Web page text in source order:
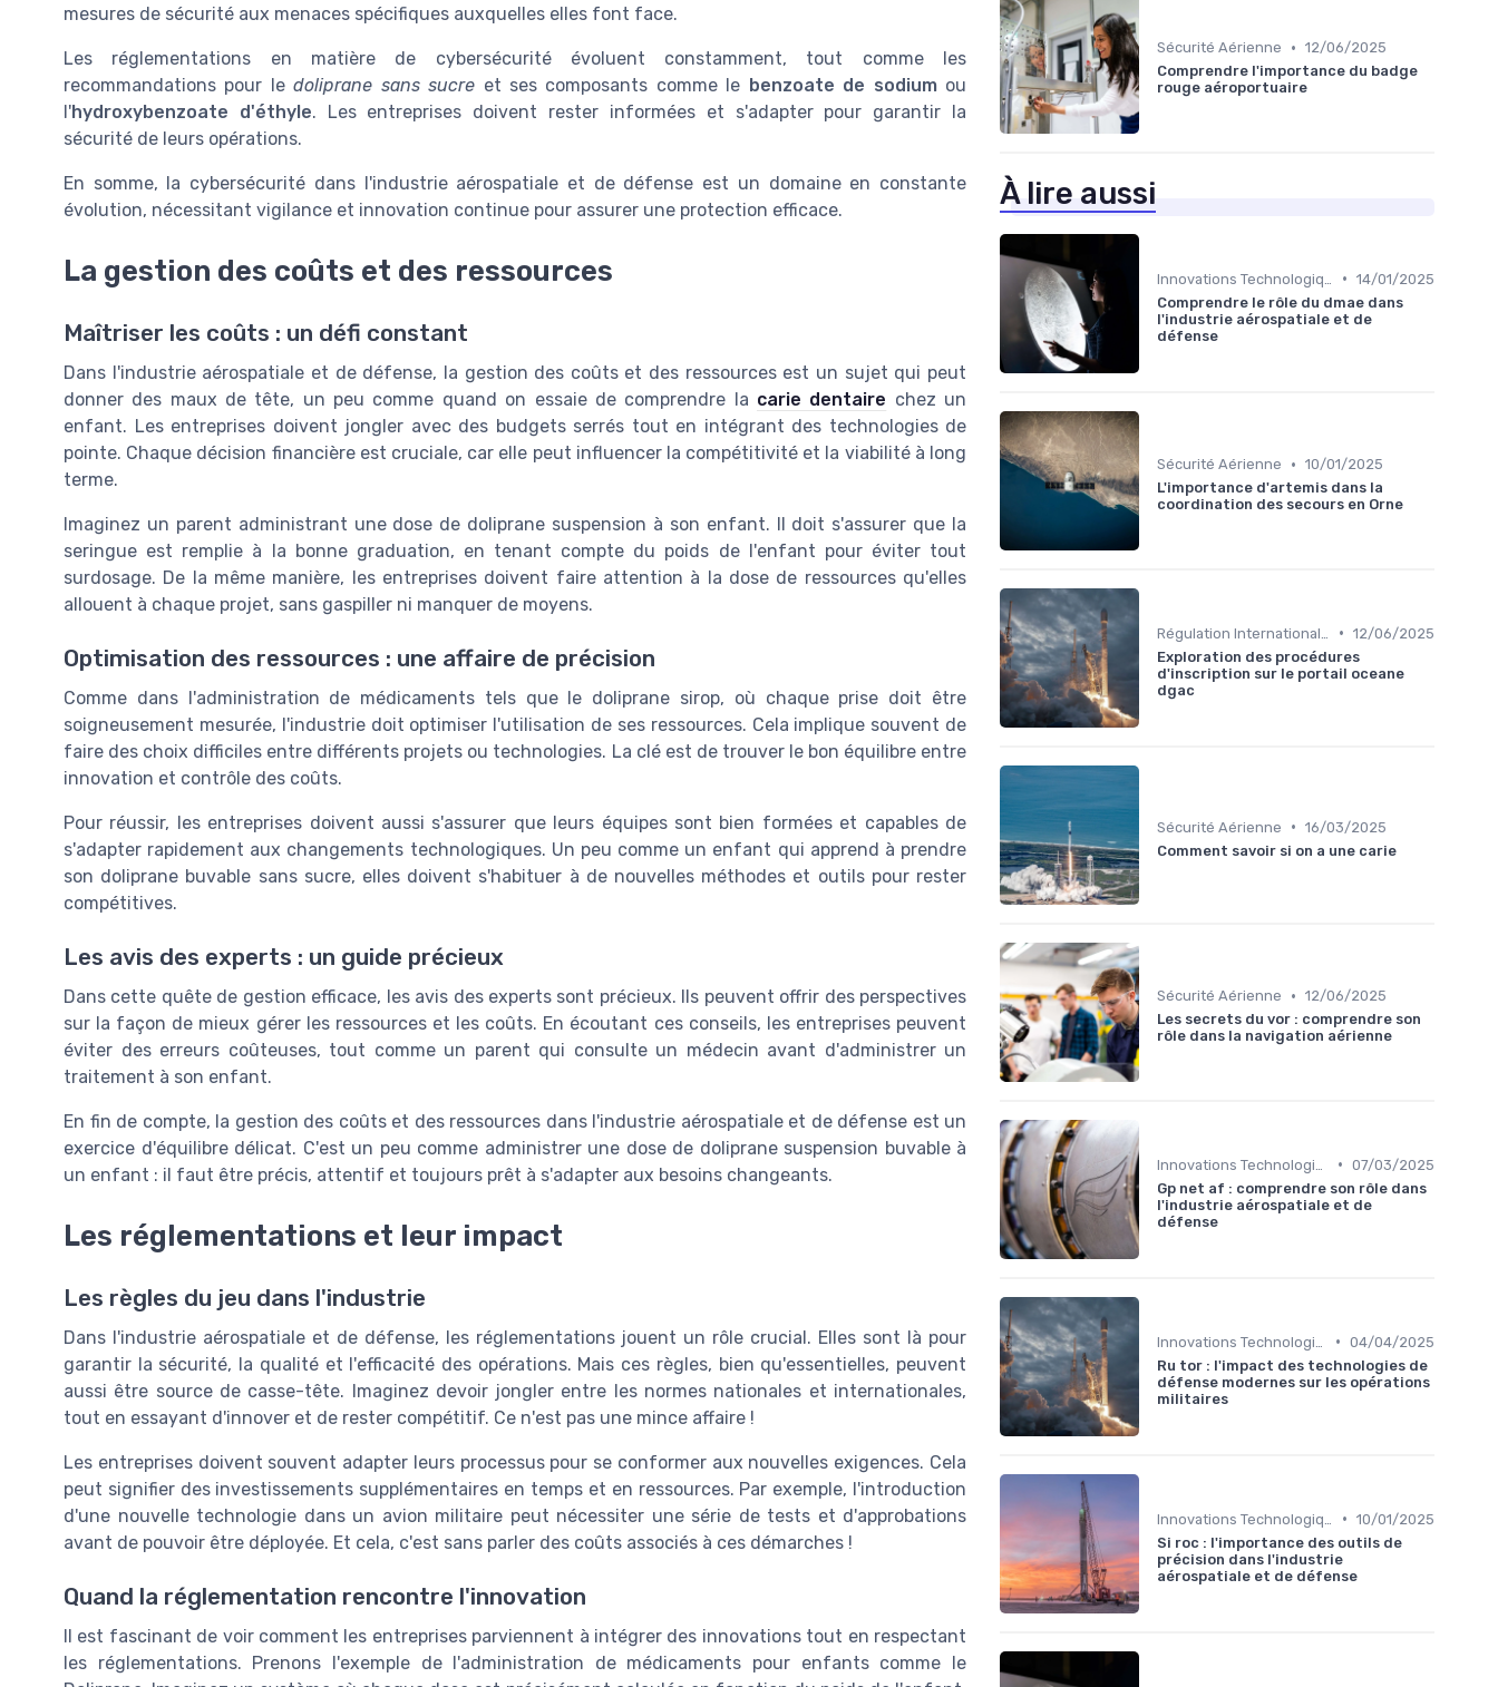
mesures de sécurité aux menaces spécifiques auxquelles elles font face.
Les réglementations en matière de cybersécurité évoluent constamment, tout comme les
recommandations pour ledoliprane sans sucre et ses composants comme le benzoate de sodiumou
l'hydroxybenzoate d'éthyle. Les entreprises doivent rester informées et s'adapter pour garantir la
sécurité de leurs opérations.
En somme, la cybersécurité dans l'industrie aérospatiale et de défense est un domaine en constante
évolution, nécessitant vigilance et innovation continue pour assurer une protection efficace.
La gestion des coûts et des ressources
Maîtriser les coûts : un défi constant
Dans l'industrie aérospatiale et de défense, la gestion des coûts et des ressources est un sujet qui peut
donner des maux de tête, un peu comme quand on essaie de comprendre la carie dentaire chez un
enfant. Les entreprises doivent jongler avec des budgets serrés tout en intégrant des technologies de
pointe. Chaque décision financière est cruciale, car elle peut influencer la compétitivité et la viabilité à long
terme.
Imaginez un parent administrant une dose de doliprane suspension à son enfant. Il doit s'assurer que la
seringue est remplie à la bonne graduation, en tenant compte du poids de l'enfant pour éviter tout
surdosage. De la même manière, les entreprises doivent faire attention à la dose de ressources qu'elles
allouent à chaque projet, sans gaspiller ni manquer de moyens.
Optimisation des ressources : une affaire de précision
Comme dans l'administration de médicaments tels que le doliprane sirop, où chaque prise doit être
soigneusement mesurée, l'industrie doit optimiser l'utilisation de ses ressources. Cela implique souvent de
faire des choix difficiles entre différents projets ou technologies. La clé est de trouver le bon équilibre entre
innovation et contrôle des coûts.
Pour réussir, les entreprises doivent aussi s'assurer que leurs équipes sont bien formées et capables de
s'adapter rapidement aux changements technologiques. Un peu comme un enfant qui apprend à prendre
son doliprane buvable sans sucre, elles doivent s'habituer à de nouvelles méthodes et outils pour rester
compétitives.
Les avis des experts : un guide précieux
Dans cette quête de gestion efficace, les avis des experts sont précieux. Ils peuvent offrir des perspectives
sur la façon de mieux gérer les ressources et les coûts. En écoutant ces conseils, les entreprises peuvent
éviter des erreurs coûteuses, tout comme un parent qui consulte un médecin avant d'administrer un
traitement à son enfant.
En fin de compte, la gestion des coûts et des ressources dans l'industrie aérospatiale et de défense est un
exercice d'équilibre délicat. C'est un peu comme administrer une dose de doliprane suspension buvable à
un enfant : il faut être précis, attentif et toujours prêt à s'adapter aux besoins changeants.
Les réglementations et leur impact
Les règles du jeu dans l'industrie
Dans l'industrie aérospatiale et de défense, les réglementations jouent un rôle crucial. Elles sont là pour
garantir la sécurité, la qualité et l'efficacité des opérations. Mais ces règles, bien qu'essentielles, peuvent
aussi être source de casse-tête. Imaginez devoir jongler entre les normes nationales et internationales,
tout en essayant d'innover et de rester compétitif. Ce n'est pas une mince affaire !
Les entreprises doivent souvent adapter leurs processus pour se conformer aux nouvelles exigences. Cela
peut signifier des investissements supplémentaires en temps et en ressources. Par exemple, l'introduction
d'une nouvelle technologie dans un avion militaire peut nécessiter une série de tests et d'approbations
avant de pouvoir être déployée. Et cela, c'est sans parler des coûts associés à ces démarches !
Quand la réglementation rencontre l'innovation
Il est fascinant de voir comment les entreprises parviennent à intégrer des innovations tout en respectant
les réglementations. Prenons l'exemple de l'administration de médicaments pour enfants comme le
Sécurité Aérienne • 12/06/2025
Comprendre l'importance du badge
rouge aéroportuaire
À lire aussi
• 14/01/2025
Comprendre le rôle du dmae dans
l'industrie aérospatiale et de
défense
Sécurité Aérienne • 10/01/2025
L'importance d'artemis dans la
coordination des secours en Orne
• 12/06/2025
Exploration des procédures
d'inscription sur le portail oceane
dgac
Sécurité Aérienne • 16/03/2025
Comment savoir si on a une carie
Sécurité Aérienne • 12/06/2025
Les secrets du vor : comprendre son
rôle dans la navigation aérienne
• 07/03/2025
Gp net af : comprendre son rôle dans
l'industrie aérospatiale et de
défense
• 04/04/2025
Ru tor : l'impact des technologies de
défense modernes sur les opérations
militaires
• 10/01/2025
Si roc : l'importance des outils de
précision dans l'industrie
aérospatiale et de défense